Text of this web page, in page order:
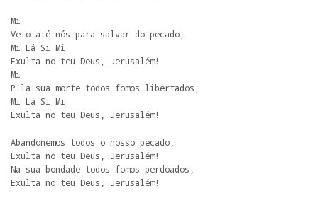
Mi
Veio até nós para salvar do pecado,
Mi Lá Si Mi
Exulta no teu Deus, Jerusalém!
Mi
P'la sua morte todos fomos libertados,
Mi Lá Si Mi
Exulta no teu Deus, Jerusalém!
Abandonemos todos o nosso pecado,
Exulta no teu Deus, Jerusalém!
Na sua bondade todos fomos perdoados,
Exulta no teu Deus, Jerusalém!